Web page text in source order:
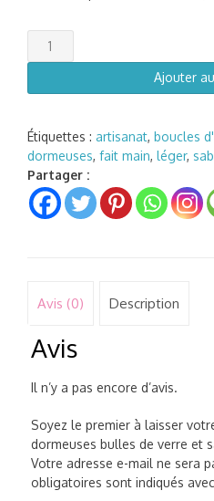
quantité
de
d'oreilles
bulles
de
verre
et
sable
Ajouter
Étiquettes : artisanat, boucles
dormeuses, fait main, léger,
Partager :
Avis (0) Description
Avis
Il n’y a pas encore d’avis.
Soyez le premier à laisser
dormeuses bulles de verre et
Votre adresse e-mail ne sera
obligatoires sont indiqués avec